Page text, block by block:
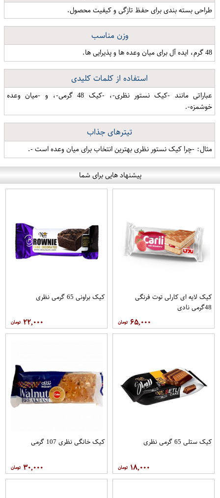
طراحی بسته بندی برای حفظ تازگی و کیفیت محصول.
وزن مناسب
48 گرم، ایده آل برای میان وعده ها و پذیرایی ها.
استفاده از کلمات کلیدی
عباراتی مانند -کیک نستور نظری-، -کیک 48 گرمی-، و -میان وعده
خوشمزه-.
تیترهای جذاب
مثال: -چرا کیک نستور نظری بهترین انتخاب برای میان وعده است -.
پیشنهاد هایی برای شما
کیک لایه ای کارلی توت فرنگی
48گرمی نادی
۶۵,۰۰۰
کیک براونی 65 گرمی نظری
۲۲,۰۰۰
کیک ستلی 65 گرمی نظری
۱۸,۰۰۰
کیک خانگی نظری 107 گرمی
۳۰,۰۰۰